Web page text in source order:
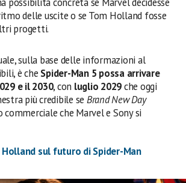
delle uscite o se Tom Holland fosse
progetti.
sulla base delle informazioni al
è che Spider-Man 5 possa arrivare
e il 2030, con luglio 2029che oggi
più credibile se Brand New Day
che Marvel e Sony si
Holland sul futuro di Spider-Man